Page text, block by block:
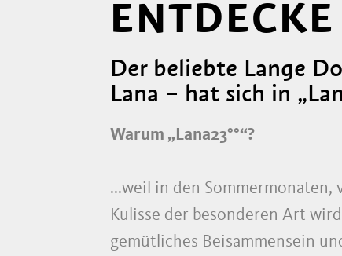
Der beliebte Lange
Lana – hat sich in
Warum „Lana23°°“?
...weil in den Sommermonaten,
Kulisse der besonderen Art
gemütliches Beisammensein